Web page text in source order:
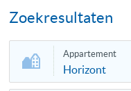
Zoekresultaten
Appartement
Horizont